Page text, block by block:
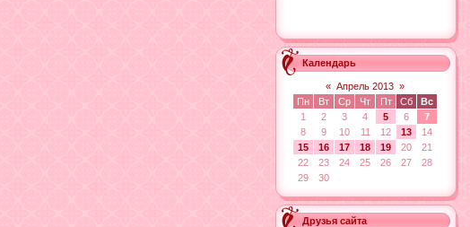
Календарь
« Апрель 2013 »
Пн
Вт Ср Чт Пт Сб
Вс
1
2 3 4 5 6
7
8
9 10 11 12 13
14
15
16 17 18 19 20
21
22
23 24 25 26 27
28
29
30
Друзья сайта